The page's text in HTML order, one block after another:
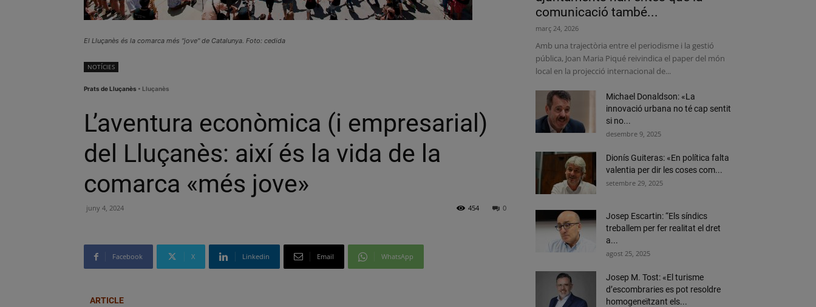
El Lluçanès és la comarca més "jove" de Catalunya. Foto: cedida
NOTÍCIES
Prats de Lluçanès • Lluçanès
L’aventura econòmica (i empresarial)
del Lluçanès: així és la vida de la
comarca «més jove»
juny 4, 2024 0
454
Facebook X Linkedin Email WhatsApp
ARTICLE
comunicació també...
març 24, 2026
Amb una trajectòria entre el periodisme i la gestió
pública, Joan Maria Piqué reivindica el paper del món
local en la projecció internacional de...
Michael Donaldson: «La
innovació urbana no té cap sentit
si no...
desembre 9, 2025
Dionís Guiteras: «En política falta
valentia per dir les coses com...
setembre 29, 2025
Josep Escartin: “Els síndics
treballem per fer realitat el dret
a...
agost 25, 2025
Josep M. Tost: «El turisme
d’escombraries es pot resoldre
homogeneïtzant els...